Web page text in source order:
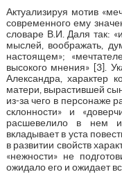
Актуализируя мотив
современного ему
словаре В.И. Даля так:
мыслей, воображать,
настоящем»;
высокого мнения» [3].
Александра, характер
матери, вырастившей
из-за чего в персонаже
склонности» и
расшевелило в нем
вкладывает в уста
в развитии свойств
«нежности» не
ожидало его и ожидает